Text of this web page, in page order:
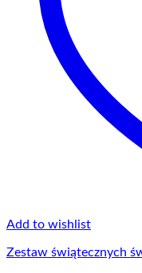
Add to wishlist
Zestaw świątecznych